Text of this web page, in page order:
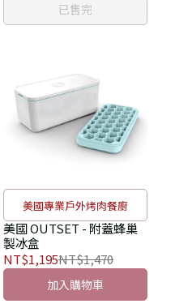
已售完
美國專業戶外烤肉餐廚
美國 OUTSET - 附蓋蜂巢
製冰盒
NT$1,195NT$1,470
加入購物車